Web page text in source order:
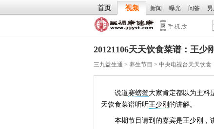
首页 视频 新闻 曝光 问答 男
20121106天天饮食菜谱：王少
三九益生通 > 养生节目 > 中央电视台天天饮食
说道赛螃蟹大家肯定都以为主料
天饮食菜谱听听王少刚 的讲解。
本期节目请到的嘉宾是王少刚，讲